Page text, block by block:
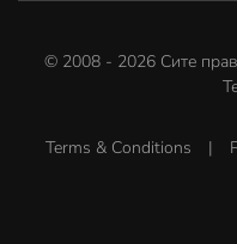
© 2008 - 2026 Сите
Terms & Conditions |